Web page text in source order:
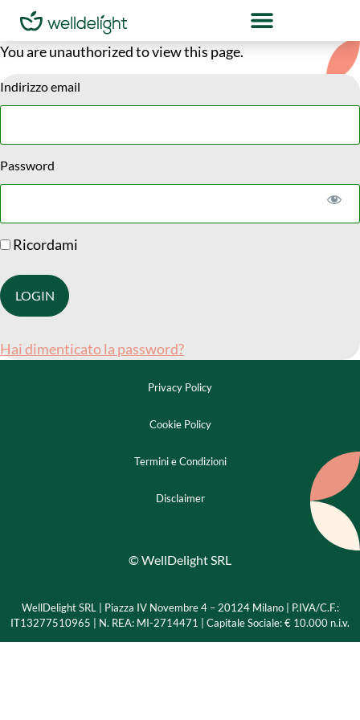
You are unauthorized to view this page.
Indirizzo email
Password
Ricordami
Hai dimenticato la password?
Privacy Policy
Cookie Policy
Termini e Condizioni
Disclaimer
© WellDelight SRL
WellDelight SRL | Piazza IV Novembre 4 – 20124 Milano | P.IVA/C.F.:
IT13277510965 | N. REA: MI-2714471 | Capitale Sociale: € 10.000 n.i.v.